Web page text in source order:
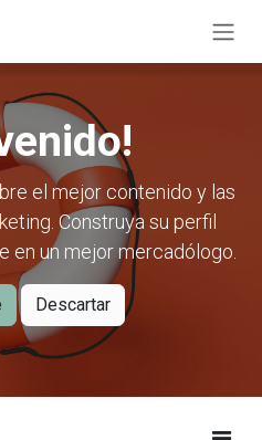
el mejor contenido y las
Construya su perfil
en un mejor mercadólogo.
Descartar